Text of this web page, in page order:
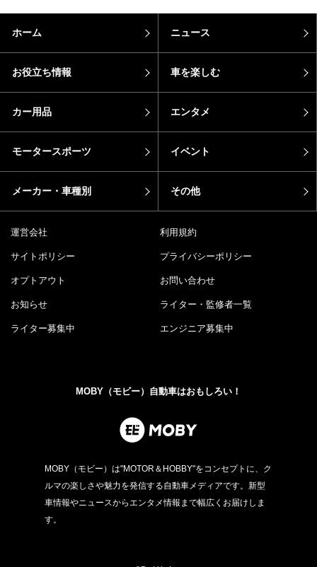
ホーム ニュース
お役立ち情報 車を楽しむ
カー用品 エンタメ
モータースポーツ イベント
メーカー・車種別 その他
運営会社 利用規約
サイトポリシー プライバシーポリシー
オプトアウト お問い合わせ
お知らせ ライター・監修者一覧
ライター募集中 エンジニア募集中
MOBY（モビー）自動車はおもしろい！
MOBY（モビー）は"MOTOR＆HOBBY"をコンセプトに、ク
ルマの楽しさや魅力を発信する自動車メディアです。新型
車情報やニュースからエンタメ情報まで幅広くお届けしま
す。